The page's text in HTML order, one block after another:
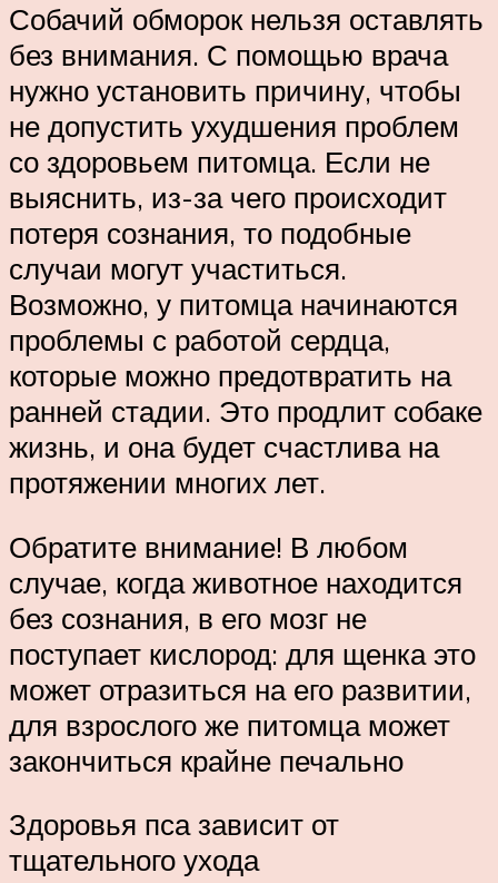
Собачий обморок нельзя оставлять
без внимания. С помощью врача
нужно установить причину, чтобы
не допустить ухудшения проблем
со здоровьем питомца. Если не
выяснить, из-за чего происходит
потеря сознания, то подобные
случаи могут участиться.
Возможно, у питомца начинаются
проблемы с работой сердца,
которые можно предотвратить на
ранней стадии. Это продлит собаке
жизнь, и она будет счастлива на
протяжении многих лет.
Обратите внимание! В любом
случае, когда животное находится
без сознания, в его мозг не
поступает кислород: для щенка это
может отразиться на его развитии,
для взрослого же питомца может
закончиться крайне печально
Здоровья пса зависит от
тщательного ухода